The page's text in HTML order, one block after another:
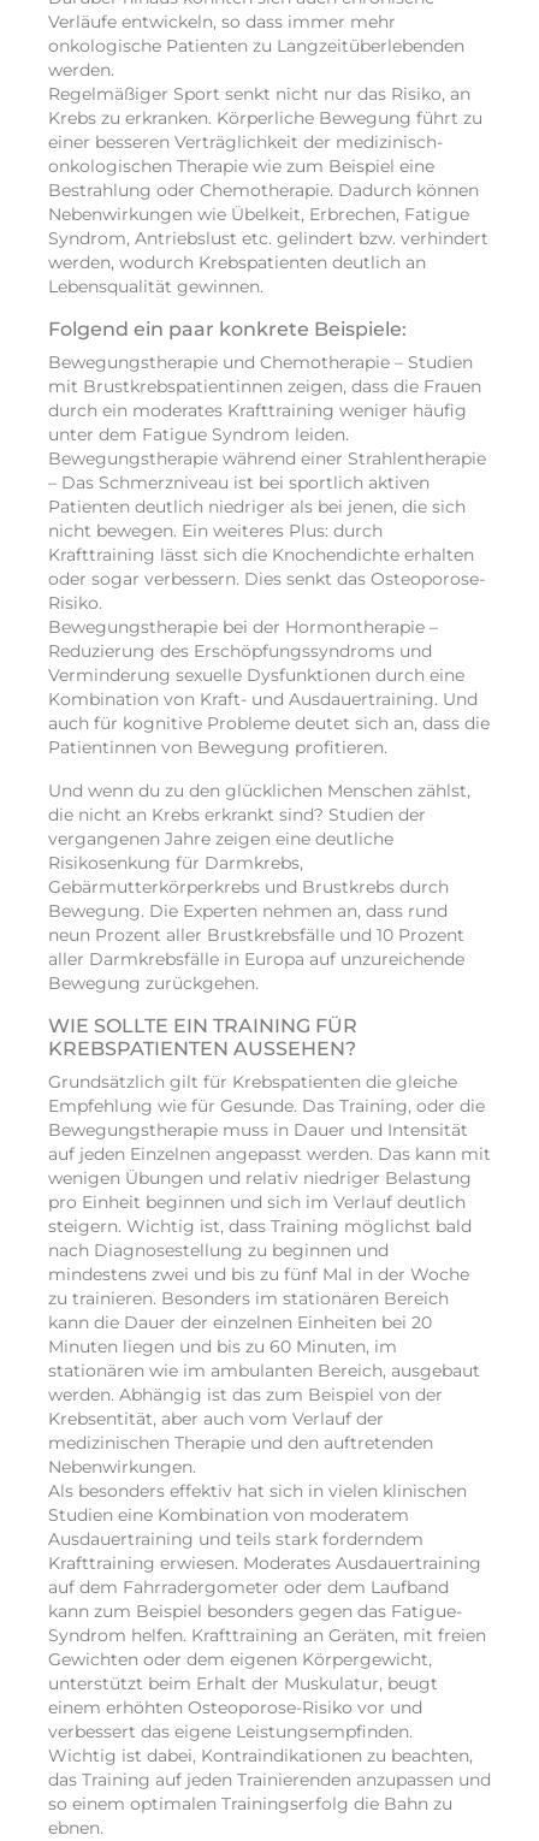
Verläufe entwickeln, so dass immer mehr
onkologische Patienten zu Langzeitüberlebenden
werden.
Regelmäßiger Sport senkt nicht nur das Risiko, an
Krebs zu erkranken. Körperliche Bewegung führt zu
einer besseren Verträglichkeit der medizinisch-
onkologischen Therapie wie zum Beispiel eine
Bestrahlung oder Chemotherapie. Dadurch können
Nebenwirkungen wie Übelkeit, Erbrechen, Fatigue
Syndrom, Antriebslust etc. gelindert bzw. verhindert
werden, wodurch Krebspatienten deutlich an
Lebensqualität gewinnen.
Folgend ein paar konkrete Beispiele:
Bewegungstherapie und Chemotherapie – Studien
mit Brustkrebspatientinnen zeigen, dass die Frauen
durch ein moderates Krafttraining weniger häufig
unter dem Fatigue Syndrom leiden.
Bewegungstherapie während einer Strahlentherapie
– Das Schmerzniveau ist bei sportlich aktiven
Patienten deutlich niedriger als bei jenen, die sich
nicht bewegen. Ein weiteres Plus: durch
Krafttraining lässt sich die Knochendichte erhalten
oder sogar verbessern. Dies senkt das Osteoporose-
Risiko.
Bewegungstherapie bei der Hormontherapie –
Reduzierung des Erschöpfungssyndroms und
Verminderung sexuelle Dysfunktionen durch eine
Kombination von Kraft- und Ausdauertraining. Und
auch für kognitive Probleme deutet sich an, dass die
Patientinnen von Bewegung profitieren.
Und wenn du zu den glücklichen Menschen zählst,
die nicht an Krebs erkrankt sind? Studien der
vergangenen Jahre zeigen eine deutliche
Risikosenkung für Darmkrebs,
Gebärmutterkörperkrebs und Brustkrebs durch
Bewegung. Die Experten nehmen an, dass rund
neun Prozent aller Brustkrebsfälle und 10 Prozent
aller Darmkrebsfälle in Europa auf unzureichende
Bewegung zurückgehen.
WIE SOLLTE EIN TRAINING FÜR
KREBSPATIENTEN AUSSEHEN?
Grundsätzlich gilt für Krebspatienten die gleiche
Empfehlung wie für Gesunde. Das Training, oder die
Bewegungstherapie muss in Dauer und Intensität
auf jeden Einzelnen angepasst werden. Das kann mit
wenigen Übungen und relativ niedriger Belastung
pro Einheit beginnen und sich im Verlauf deutlich
steigern. Wichtig ist, dass Training möglichst bald
nach Diagnosestellung zu beginnen und
mindestens zwei und bis zu fünf Mal in der Woche
zu trainieren. Besonders im stationären Bereich
kann die Dauer der einzelnen Einheiten bei 20
Minuten liegen und bis zu 60 Minuten, im
stationären wie im ambulanten Bereich, ausgebaut
werden. Abhängig ist das zum Beispiel von der
Krebsentität, aber auch vom Verlauf der
medizinischen Therapie und den auftretenden
Nebenwirkungen.
Als besonders effektiv hat sich in vielen klinischen
Studien eine Kombination von moderatem
Ausdauertraining und teils stark forderndem
Krafttraining erwiesen. Moderates Ausdauertraining
auf dem Fahrradergometer oder dem Laufband
kann zum Beispiel besonders gegen das Fatigue-
Syndrom helfen. Krafttraining an Geräten, mit freien
Gewichten oder dem eigenen Körpergewicht,
unterstützt beim Erhalt der Muskulatur, beugt
einem erhöhten Osteoporose-Risiko vor und
verbessert das eigene Leistungsempfinden.
Wichtig ist dabei, Kontraindikationen zu beachten,
das Training auf jeden Trainierenden anzupassen und
so einem optimalen Trainingserfolg die Bahn zu
ebnen.